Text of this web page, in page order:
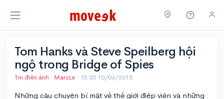
Tom Hanks và Steve Speilberg hội
ngộ trong Bridge of Spies
Tin điện ảnh · MarsLe · 15:35 10/06/2015
Những câu chuyện bí mật về thế giới điệp viên và những